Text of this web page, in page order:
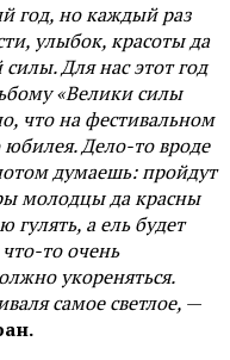
год, но каждый раз
улыбок, красоты да
Для нас этот год
«Велики силы
что на фестивальном
юбилея. Дело-то вроде
думаешь: пройдут
молодцы да красны
а ель будет
то очень
укореняться.
самое светлое, —